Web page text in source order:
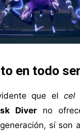
en todo
que elcel
Diverno
sí son